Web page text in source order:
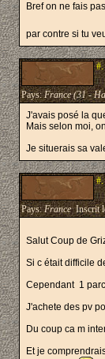
Bref on ne fais
par contre si tu
#.
Pays:France (31 -
J'avais posé la
Mais selon moi,
Je situerais sa
#.
Pays:FranceInscrit
Salut Coup de
Si c était difficile
Cependant 1
J'achete des pv
Du coup ca m
Et je